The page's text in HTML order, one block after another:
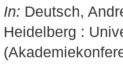
In: Deutsch,
Heidelberg :